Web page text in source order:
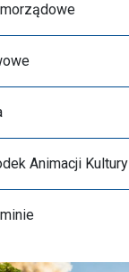
Animacji Kultury